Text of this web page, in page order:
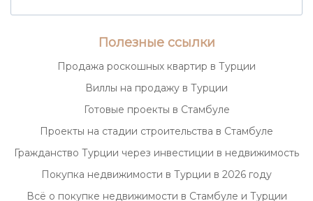
Полезные ссылки
Продажа роскошных квартир в Турции
Виллы на продажу в Турции
Готовые проекты в Стамбуле
Проекты на стадии строительства в Стамбуле
Гражданство Турции через инвестиции в недвижимость
Покупка недвижимости в Турции в 2026 году
Всё о покупке недвижимости в Стамбуле и Турции